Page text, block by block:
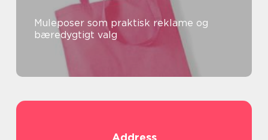
Muleposer som praktisk reklame og
bæredygtigt valg
Address